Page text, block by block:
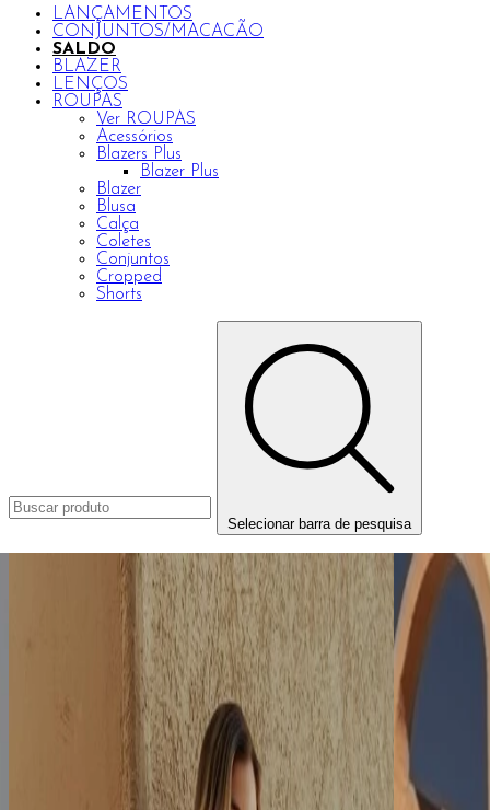
LANÇAMENTOS
CONJUNTOS/MACACÃO
SALDO
BLAZER
LENÇOS
ROUPAS
Ver ROUPAS
Acessórios
Blazers Plus
Blazer Plus
Blazer
Blusa
Calça
Coletes
Conjuntos
Cropped
Shorts
Selecionar barra de pesquisa